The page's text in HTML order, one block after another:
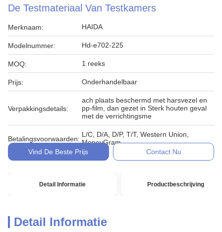
De Testmateriaal Van Testkamers
Merknaam: HAIDA
Modelnummer: Hd-e702-225
MOQ: 1 reeks
Prijs: Onderhandelbaar
Verpakkingsdetails:
ach plaats beschermd met harsvezel en
pp-film, dan gezet in Sterk houten geval
met de verrichtingsme
Betalingsvoorwaarden:
L/C, D/A, D/P, T/T, Western Union,
MoneyGram
Vind De Beste Prijs
Contact Nu
Detail Informatie Productbeschrijving
Detail Informatie